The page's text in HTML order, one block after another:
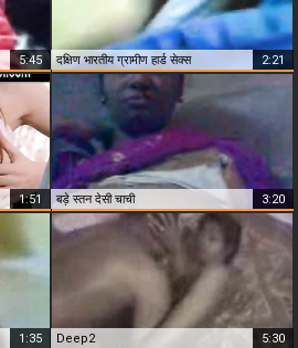
5:45 दक्षिण भारतीय ग्रामीण हार्ड सेक्स 2:21
1:51 बड़े स्तन देसी चाची 3:20
1:35 Deep2 5:30